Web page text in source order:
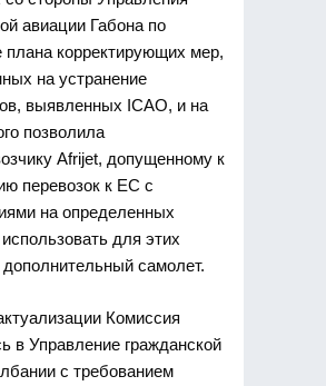
авиации Габона по
плана корректирующих мер,
на устранение
выявленных ICAO, и на
позволила
Afrijet, допущенному к
перевозок к ЕС с
на определенных
для этих
дополнительный самолет.
Комиссия
в Управление гражданской
с требованием